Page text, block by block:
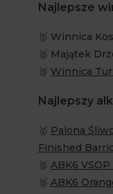
Najlepsze
🥇 Winnica
🥈 Majątek
🥉 Winnica
Najlepszy
🥇 Palona
Finished
🥈 ABK6
🥉 ABK6